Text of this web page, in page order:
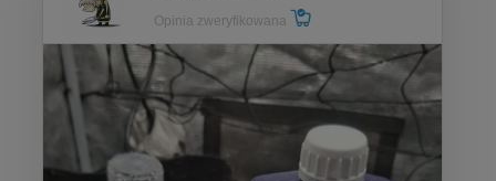
Opinia zweryfikowana